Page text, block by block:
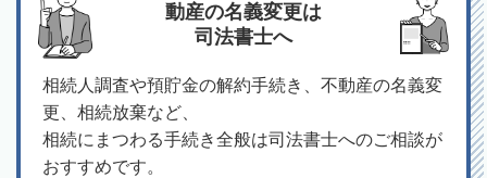
動産の名義変更は
司法書士へ
相続人調査や預貯金の解約手続き、不動産の名義変
更、相続放棄など、
相続にまつわる手続き全般は司法書士へのご相談が
おすすめです。